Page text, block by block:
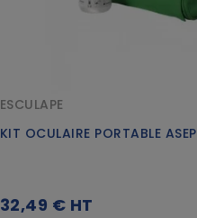
ESCULAPE
KIT OCULAIRE PORTABLE ASEP
32,49 € HT